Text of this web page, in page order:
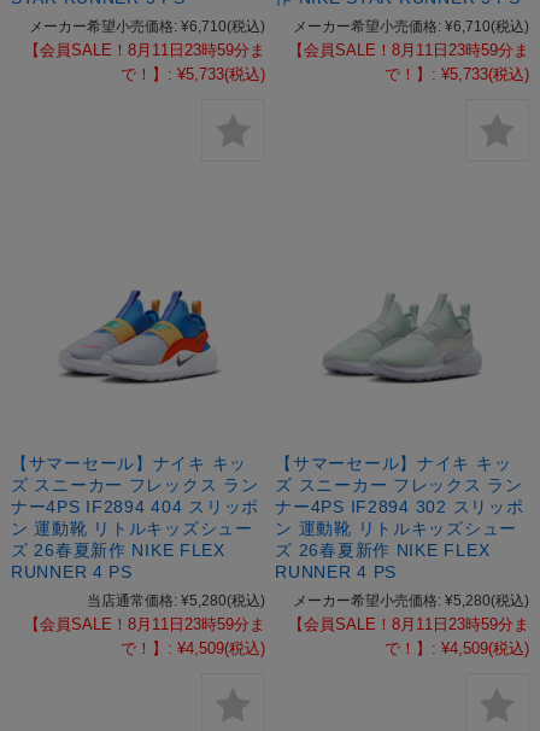
メーカー希望小売価格: ¥6,710(税込)
【会員SALE！8月11日23時59分ま
で！】: ¥5,733(税込)
メーカー希望小売価格: ¥6,710(税込)
【会員SALE！8月11日23時59分ま
で！】: ¥5,733(税込)
【サマーセール】ナイキ キッ
ズ スニーカー フレックス ラン
ナー4PS IF2894 404 スリッポ
ン 運動靴 リトルキッズシュー
ズ 26春夏新作 NIKE FLEX
RUNNER 4 PS
当店通常価格: ¥5,280(税込)
【会員SALE！8月11日23時59分ま
で！】: ¥4,509(税込)
【サマーセール】ナイキ キッ
ズ スニーカー フレックス ラン
ナー4PS IF2894 302 スリッポ
ン 運動靴 リトルキッズシュー
ズ 26春夏新作 NIKE FLEX
RUNNER 4 PS
メーカー希望小売価格: ¥5,280(税込)
【会員SALE！8月11日23時59分ま
で！】: ¥4,509(税込)